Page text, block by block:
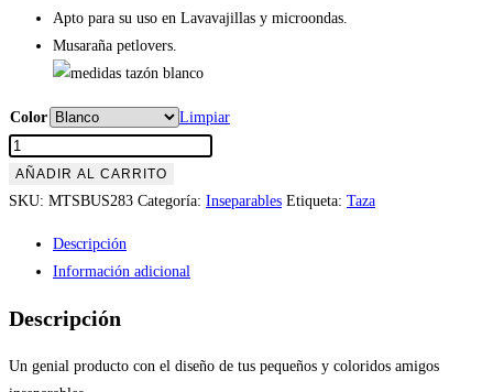
Apto para su uso en Lavavajillas y microondas.
Musaraña petlovers.
Color
Limpiar
Tazón
Inseparables
«Agapornis
(modelo
cantidad
AÑADIR AL CARRITO
SKU: MTSBUS283 Categoría: Inseparables Etiqueta: Taza
Descripción
Información adicional
Descripción
Un genial producto con el diseño de tus pequeños y coloridos amigos